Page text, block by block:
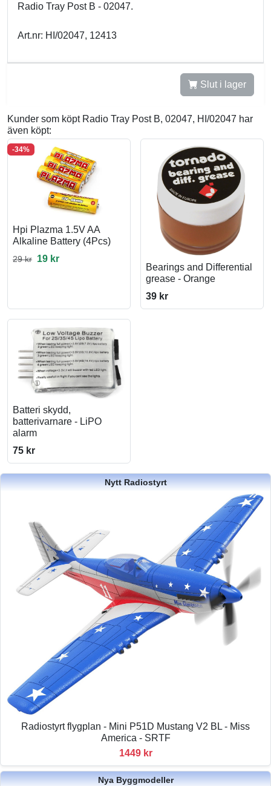
Radio Tray Post B - 02047.
Art.nr: HI/02047, 12413
Slut i lager
Kunder som köpt Radio Tray Post B, 02047, HI/02047 har
även köpt:
-34%
Hpi Plazma 1.5V AA
Alkaline Battery (4Pcs)
29 kr 19 kr
Bearings and Differential
grease - Orange
39 kr
Batteri skydd,
batterivarnare - LiPO
alarm
75 kr
Nytt Radiostyrt
Radiostyrt flygplan - Mini P51D Mustang V2 BL - Miss
America - SRTF
1449 kr
Nya Byggmodeller